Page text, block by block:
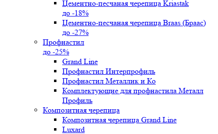
Цементно-песчаная черепица Kriastak
до -18%
Цементно-песчаная черепица Braas (Браас)
до -27%
Профнастил
до -25%
Grand Line
Профнастил Интерпрофиль
Профнастил Металлик и Ко
Комплектующие для профнастила Металл
Профиль
Композитная черепица
Композитная черепица Grand Line
Luxard